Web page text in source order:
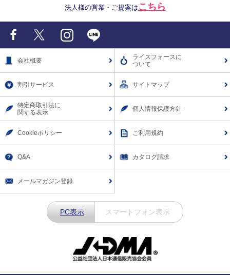
法人様の営業・ご提案は こちら
Facebook
会社概要
ライスフォースに
ついて
割引サービス サイトマップ
特定商取引法に
関する表示
個人情報保護方針
Cookieポリシー ご利用規約
Q&A カタログ請求
メールマガジン登録
PC表示 スマートフォン表示